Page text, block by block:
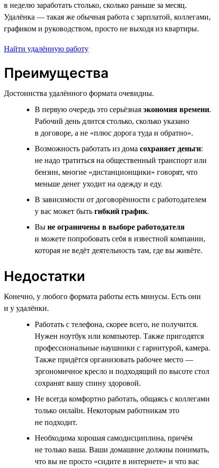
в неделю заработать столько, сколько раньше за месяц.
Удалёнка — такая же обычная работа с зарплатой, коллегами,
графиком и руководством, просто не выходя из квартиры.
Найти удалённую работу
Преимущества
Достоинства удалённого формата очевидны.
В первую очередь это серьёзная экономия времени.
Рабочий день длится столько, сколько указано
в договоре, а не «плюс дорога туда и обратно».
Возможность работать из дома сохраняет деньги:
не надо тратиться на общественный транспорт или
бензин, многие «дистанционщики» говорят, что
меньше денег уходит на одежду и еду.
В зависимости от договорённости с работодателем
у вас может быть гибкий график.
Вы не ограничены в выборе работодателя
и можете попробовать себя в известной компании,
которая не ведёт деятельность там, где вы живёте.
Недостатки
Конечно, у любого формата работы есть минусы. Есть они
и у удалёнки.
Работать с телефона, скорее всего, не получится.
Нужен ноутбук или компьютер. Также пригодятся
профессиональные наушники с гарнитурой, камера.
Также придётся организовать рабочее место —
эргономичное кресло и подходящий по высоте стол
сохранят вашу спину здоровой.
Не всегда комфортно работать, общаясь с коллегами
только онлайн. Некоторым работникам это
не подходит.
Необходима хорошая самодисциплина, причём
не только ваша. Ваши домашние должны понимать,
что вы не просто «сидите в интернете» и что вас